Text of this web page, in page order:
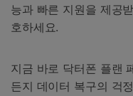
능과 빠른 지원을 제공
호하세요.
지금 바로 닥터폰 플랜
든지 데이터 복구의 걱